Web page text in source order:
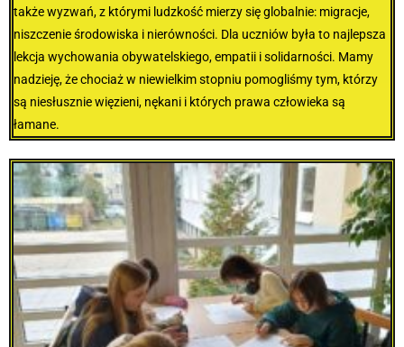
także wyzwań, z którymi ludzkość mierzy się globalnie: migracje,
niszczenie środowiska i nierówności. Dla uczniów była to najlepsza
lekcja wychowania obywatelskiego, empatii i solidarności. Mamy
nadzieję, że chociaż w niewielkim stopniu pomogliśmy tym, którzy
są niesłusznie więzieni, nękani i których prawa człowieka są
łamane.